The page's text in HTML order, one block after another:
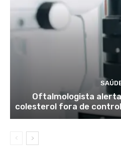
Oftalmologista
colesterol fora de